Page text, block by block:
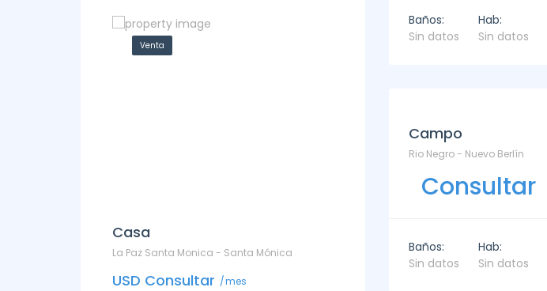
Venta
Casa
La Paz Santa Monica - Santa Mónica
USD Consultar mes
DEPARTAMENTO EN ALQUILER - DELAMAR 209 -
Baños:
Sin datos
Hab:
Sin datos
Campo
Rio Negro - Nuevo Berlín
Consultar
Baños:
Sin datos
Hab:
Sin datos